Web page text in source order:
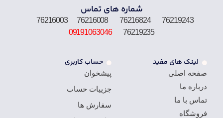
شماره های تماس
76219235
09191063046
لینک های مفید
صفحه اصلی
درباره ما
تماس با ما
فروشگاه
حساب کاربری
پیشخوان
جزییات حساب
سفارش ها